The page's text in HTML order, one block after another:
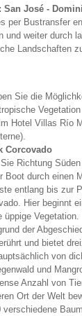
San José -
per Bustransfer
und weiter durch
Landschaften
Sie die
Hotel Villas Río
Corcovado
Richtung
Boot durch einen
entlang bis zur
Hier beginnt
üppige
der
und bietet
von
und
Anzahl von
Ort der Welt